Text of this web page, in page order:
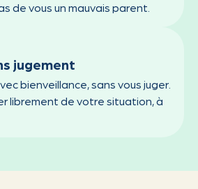
de vous un mauvais parent.
jugement
bienveillance, sans vous juger.
librement de votre situation, à